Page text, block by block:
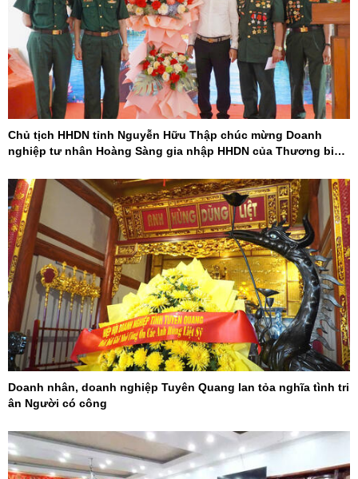
Chủ tịch HHDN tỉnh Nguyễn Hữu Thập chúc mừng Doanh
nghiệp tư nhân Hoàng Sàng gia nhập HHDN của Thương binh
Doanh nhân, doanh nghiệp Tuyên Quang lan tỏa nghĩa tình tri
ân Người có công